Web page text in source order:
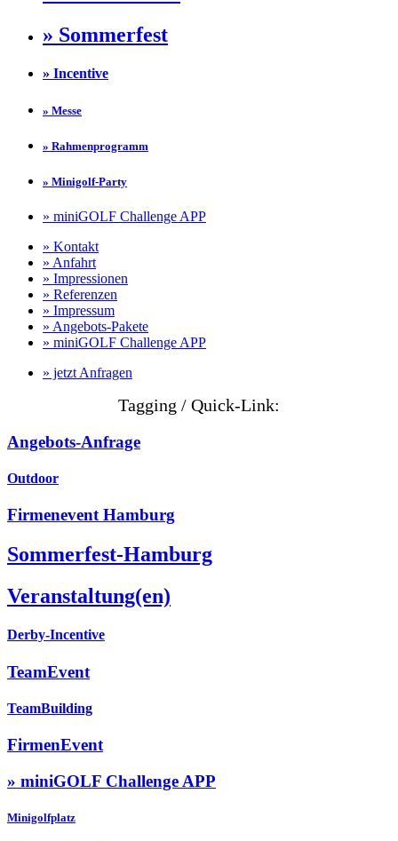
» Sommerfest
» Incentive
» Messe
» Rahmenprogramm
» Minigolf-Party
» miniGOLF Challenge APP
» Kontakt
» Anfahrt
» Impressionen
» Referenzen
» Impressum
» Angebots-Pakete
» miniGOLF Challenge APP
» jetzt Anfragen
Tagging / Quick-Link:
Angebots-Anfrage
Outdoor
Firmenevent Hamburg
Sommerfest-Hamburg
Veranstaltung(en)
Derby-Incentive
TeamEvent
TeamBuilding
FirmenEvent
» miniGOLF Challenge APP
Minigolfplatz